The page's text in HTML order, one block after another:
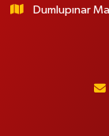
Dumlupınar